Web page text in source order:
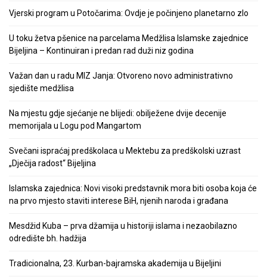
Vjerski program u Potočarima: Ovdje je počinjeno planetarno zlo
U toku žetva pšenice na parcelama Medžlisa Islamske zajednice
Bijeljina – Kontinuiran i predan rad duži niz godina
Važan dan u radu MIZ Janja: Otvoreno novo administrativno
sjedište medžlisa
Na mjestu gdje sjećanje ne blijedi: obilježene dvije decenije
memorijala u Logu pod Mangartom
Svečani ispraćaj predškolaca u Mektebu za predškolski uzrast
„Dječija radost“ Bijeljina
Islamska zajednica: Novi visoki predstavnik mora biti osoba koja će
na prvo mjesto staviti interese BiH, njenih naroda i građana
Mesdžid Kuba – prva džamija u historiji islama i nezaobilazno
odredište bh. hadžija
Tradicionalna, 23. Kurban-bajramska akademija u Bijeljini